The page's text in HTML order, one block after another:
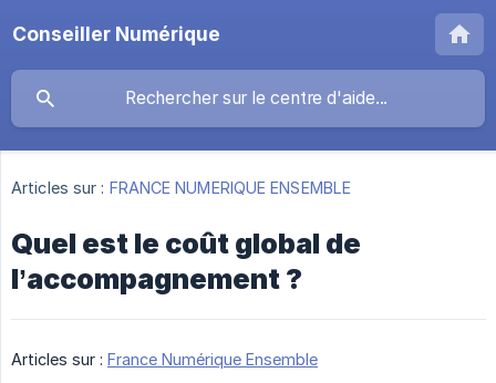
Conseiller Numérique
Articles sur : FRANCE NUMERIQUE ENSEMBLE
Quel est le coût global de
l’accompagnement ?
Articles sur : France Numérique Ensemble